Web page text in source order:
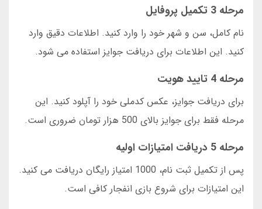
مرحله 3 تکمیل پروفایل
نام کامل، سن و شهر خود را وارد کنید. اطلاعات دقیق وارد
کنید. این اطلاعات برای دریافت جوایز استفاده می شود.
مرحله 4 تایید هویت
برای دریافت جوایز، عکس کدملی خود را آپلود کنید. این
مرحله فقط برای جوایز بالای 500 هزار تومان ضروری است.
مرحله 5 دریافت امتیازات اولیه
پس از تکمیل ثبت نام، 1000 امتیاز رایگان دریافت می کنید.
این امتیازات برای شروع بازی انفجار کافی است.